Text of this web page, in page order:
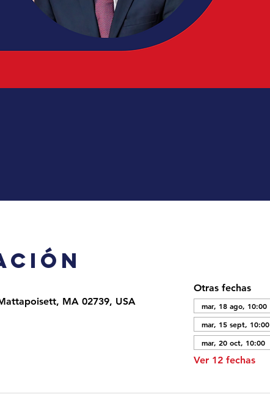
MA 02739, USA
Otras fechas
mar, 18 ago, 10:00
mar, 15 sept, 10:00
mar, 20 oct, 10:00
Ver 12 fechas